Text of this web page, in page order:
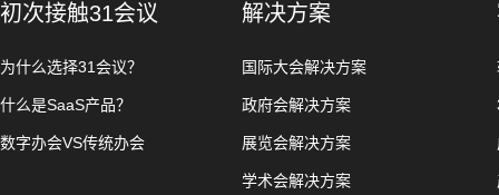
初次接触31会议
为什么选择31会议？
什么是SaaS产品？
数字办会VS传统办会
解决方案
国际大会解决方案
政府会解决方案
展览会解决方案
学术会解决方案